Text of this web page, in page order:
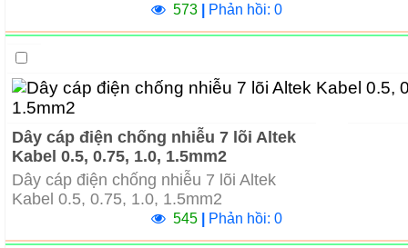
573 Phản hồi: 0
Dây cáp điện chống nhiễu 7 lõi Altek
Kabel 0.5, 0.75, 1.0, 1.5mm2
Dây cáp điện chống nhiễu 7 lõi Altek
Kabel 0.5, 0.75, 1.0, 1.5mm2
545 Phản hồi: 0